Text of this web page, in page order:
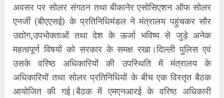
अवसर पर सोलर संगठन तथा बीकानेर एसोसिएशन ऑफ सोलर
एनर्जी (बीएएसई) के प्रतिनिधिमंडल ने मंत्रालय पहुंचकर सौर
उद्योग,उपभोक्ताओं तथा देश के ऊर्जा भविष्य से जुड़े अनेक
महत्वपूर्ण विषयों को सरकार के समक्ष रखा।दिल्ली पुलिस एवं
उसके वरिष्ठ अधिकारियों की उपस्थिति में मंत्रालय के
अधिकारियों तथा सोलर प्रतिनिधियों के बीच एक विस्तृत बैठक
आयोजित की गई।बैठक में एमएनआरई के वरिष्ठ अधिकारी